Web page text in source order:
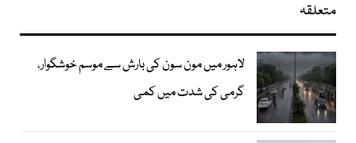
متعلقہ
لاہور میں مون سون کی بارش سے موسم خوشگوار،
گرمی کی شدت میں کمی